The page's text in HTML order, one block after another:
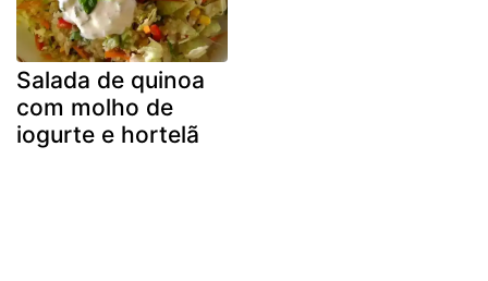
Salada de quinoa
com molho de
iogurte e hortelã